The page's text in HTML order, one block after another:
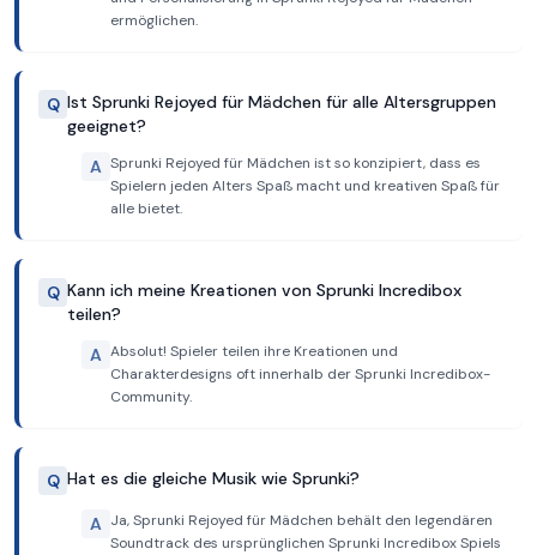
ermöglichen.
Q Ist Sprunki Rejoyed für Mädchen für alle Altersgruppen
geeignet?
A Sprunki Rejoyed für Mädchen ist so konzipiert, dass es
Spielern jeden Alters Spaß macht und kreativen Spaß für
alle bietet.
Q Kann ich meine Kreationen von Sprunki Incredibox
teilen?
A Absolut! Spieler teilen ihre Kreationen und
Charakterdesigns oft innerhalb der Sprunki Incredibox-
Community.
Q Hat es die gleiche Musik wie Sprunki?
A Ja, Sprunki Rejoyed für Mädchen behält den legendären
Soundtrack des ursprünglichen Sprunki Incredibox Spiels